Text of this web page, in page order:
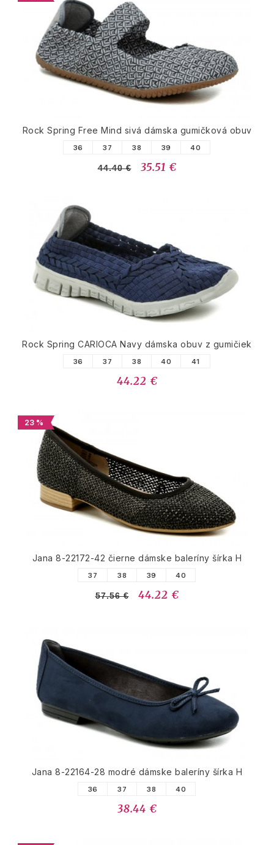
Rock Spring Free Mind sivá dámska gumičková obuv
36 37 38 39 40
44.40 € 35.51 €
Rock Spring CARIOCA Navy dámska obuv z gumičiek
36 37 38 40 41
44.22 €
23 %
Jana 8-22172-42 čierne dámske baleríny šírka H
37 38 39 40
57.56 € 44.22 €
Jana 8-22164-28 modré dámske baleríny šírka H
36 37 38 40
38.44 €